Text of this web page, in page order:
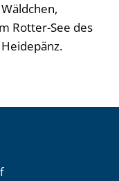
Rotter-See des